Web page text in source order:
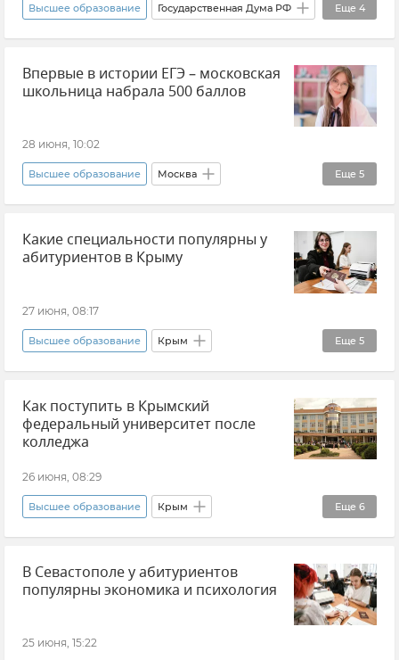
Еще 4
Высшее образование Государственная Дума РФ
Соцзащита Образование в России
Льгота Новости
Впервые в истории ЕГЭ – московская
школьница набрала 500 баллов
28 июня, 10:02
Еще 5
Высшее образование Москва
Сергей Собянин Рекорды ЕГЭ
Образование в России Новости
Какие специальности популярны у
абитуриентов в Крыму
27 июня, 08:17
Еще 5
Высшее образование Крым
Образование в Крыму и Севастополе
Образование в России
Как поступить в Крымский
федеральный университет после
колледжа
26 июня, 08:29
Еще 6
Высшее образование Крым
КФУ (Крымский федеральный университет)
Образование в Крыму и Севастополе
Образование в России
В Севастополе у абитуриентов
популярны экономика и психология
25 июня, 15:22